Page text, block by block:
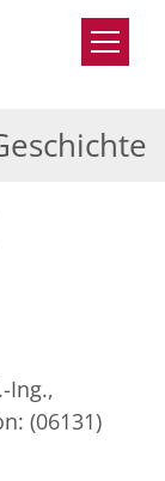
Ing.,
(06131)